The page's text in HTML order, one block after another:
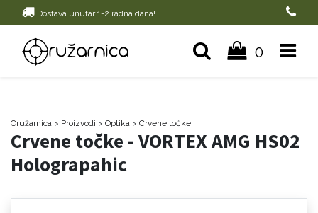
Dostava unutar 1-2 radna dana!
0
Oružarnica > Proizvodi > Optika > Crvene točke
Crvene točke - VORTEX AMG HS02
Holograpahic